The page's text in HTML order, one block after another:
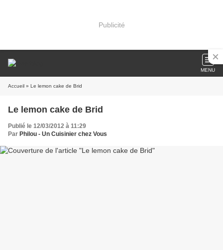
Publicité
MENU
Accueil » Le lemon cake de Brid
Le lemon cake de Brid
Publié le 12/03/2012 à 11:29
Par Philou - Un Cuisinier chez Vous